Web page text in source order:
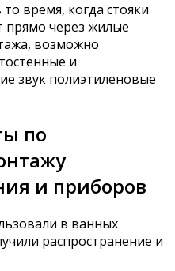
то время, когда стояки
прямо через жилые
возможно
и
звук полиэтиленовые
по
и приборов
в ванных
распространение и